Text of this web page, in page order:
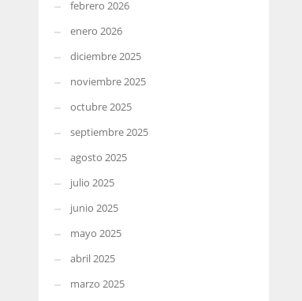
febrero 2026
enero 2026
diciembre 2025
noviembre 2025
octubre 2025
septiembre 2025
agosto 2025
julio 2025
junio 2025
mayo 2025
abril 2025
marzo 2025